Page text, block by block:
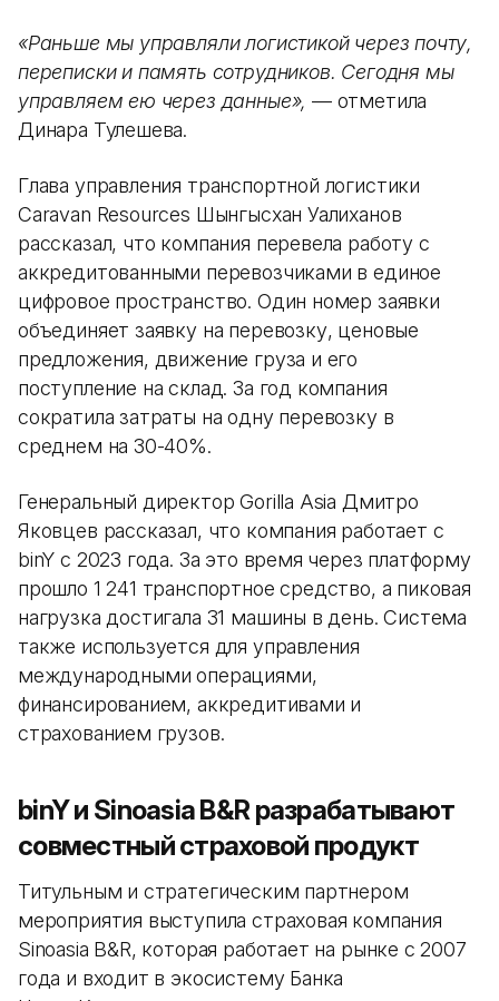
«Раньше мы управляли логистикой через почту,
переписки и память сотрудников. Сегодня мы
управляем ею через данные», — отметила
Динара Тулешева.
Глава управления транспортной логистики
Caravan Resources Шынгысхан Уалиханов
рассказал, что компания перевела работу с
аккредитованными перевозчиками в единое
цифровое пространство. Один номер заявки
объединяет заявку на перевозку, ценовые
предложения, движение груза и его
поступление на склад. За год компания
сократила затраты на одну перевозку в
среднем на 30-40%.
Генеральный директор Gorilla Asia Дмитро
Яковцев рассказал, что компания работает с
binY с 2023 года. За это время через платформу
прошло 1 241 транспортное средство, а пиковая
нагрузка достигала 31 машины в день. Система
также используется для управления
международными операциями,
финансированием, аккредитивами и
страхованием грузов.
binY и Sinoasia B&R разрабатывают
совместный страховой продукт
Титульным и стратегическим партнером
мероприятия выступила страховая компания
Sinoasia B&R, которая работает на рынке с 2007
года и входит в экосистему Банка